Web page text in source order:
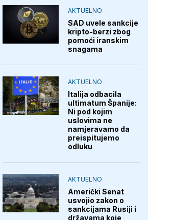
AKTUELNO
SAD uvele sankcije
kripto-berzi zbog
pomoći iranskim
snagama
AKTUELNO
Italija odbacila
ultimatum Španije:
Ni pod kojim
uslovima ne
namjeravamo da
preispitujemo
odluku
AKTUELNO
Američki Senat
usvojio zakon o
sankcijama Rusiji i
državama koje